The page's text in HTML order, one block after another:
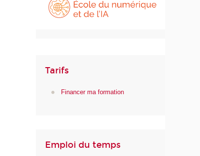
Tarifs
Financer ma formation
Emploi du temps